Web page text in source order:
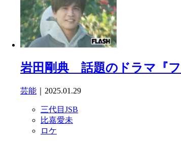
岩田剛典 話題のドラマ『
芸能 ｜2025.01.29
三代目JSB
比嘉愛未
ロケ